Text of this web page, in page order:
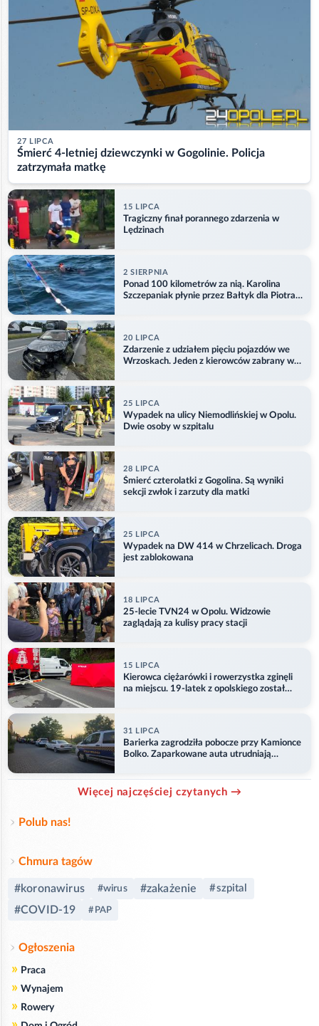
27 LIPCA
Śmierć 4-letniej dziewczynki w Gogolinie. Policja
zatrzymała matkę
15 LIPCA
Tragiczny finał porannego zdarzenia w
Lędzinach
2 SIERPNIA
Ponad 100 kilometrów za nią. Karolina
Szczepaniak płynie przez Bałtyk dla Piotra.
20 LIPCA
Zdarzenie z udziałem pięciu pojazdów we
Wrzoskach. Jeden z kierowców zabrany w
25 LIPCA
Wypadek na ulicy Niemodlińskiej w Opolu.
Dwie osoby w szpitalu
28 LIPCA
Śmierć czterolatki z Gogolina. Są wyniki
sekcji zwłok i zarzuty dla matki
25 LIPCA
Wypadek na DW 414 w Chrzelicach. Droga
jest zablokowana
18 LIPCA
25-lecie TVN24 w Opolu. Widzowie
zaglądają za kulisy pracy stacji
15 LIPCA
Kierowca ciężarówki i rowerzystka zginęli
na miejscu. 19-latek z opolskiego został
31 LIPCA
Barierka zagrodziła pobocze przy Kamionce
Bolko. Zaparkowane auta utrudniają
Więcej najczęściej czytanych →
Polub nas!
Chmura tagów
#koronawirus #wirus #zakażenie #szpital
#COVID-19 #PAP
Ogłoszenia
» Praca
» Wynajem
» Rowery